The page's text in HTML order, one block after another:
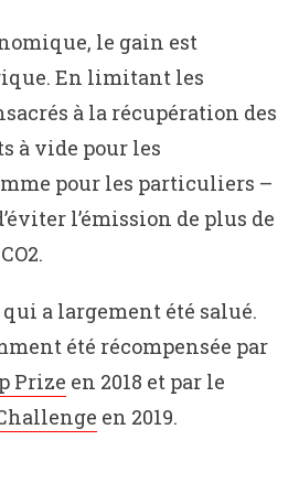
le gain est
En limitant les
à la récupération des
à vide pour les
pour les particuliers –
l’émission de plus de
a largement été salué.
été récompensée par
Prize en 2018 et par le
en 2019.